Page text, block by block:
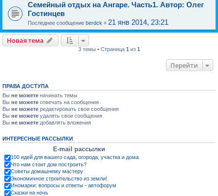
Семейный отдых на Ангаре. Часть1. Автор: Олег
Гостинцев
Последнее сообщение berdck « 21 янв 2014, 23:21
Новая тема
3 темы • Страница 1 из 1
Перейти
ПРАВА ДОСТУПА
Вы не можете начинать темы
Вы не можете отвечать на сообщения
Вы не можете редактировать свои сообщения
Вы не можете удалять свои сообщения
Вы не можете добавлять вложения
ИНТЕРЕСНЫЕ РАССЫЛКИ
E-mail рассылки
100 идей для вашего сада, огорода, участка и дома
Что нам стоит дом построить?
Советы домашнему мастеру
Экономичное строительство из земли!
Иномарки: вопросы и ответы - автофорум
Сказки на ночь